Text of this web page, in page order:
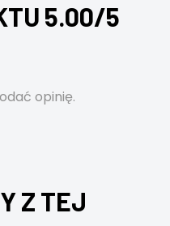
5.00/5
opinię.
Z TEJ